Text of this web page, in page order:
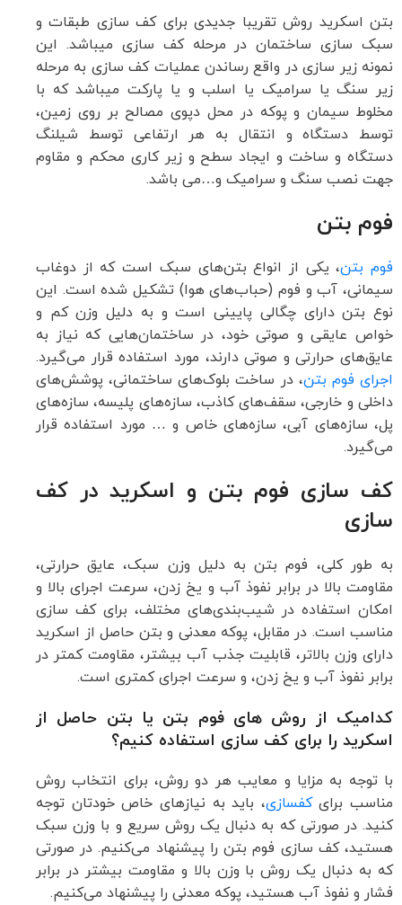
بتن اسکرید روش تقریبا جدیدی برای کف سازی طبقات و
سبک سازی ساختمان در مرحله کف سازی می­باشد. این
نمونه زیر سازی در واقع رساندن عملیات کف سازی به مرحله
زیر سنگ یا سرامیک یا اسلب و یا پارکت می­باشد که با
مخلوط سیمان و پوکه در محل دپوی مصالح بر روی زمین،
توسط دستگاه و انتقال به هر ارتفاعی توسط شیلنگ
دستگاه و ساخت و ایجاد سطح و زیر کاری محکم و مقاوم
جهت نصب سنگ و سرامیک و…می باشد.
فوم بتن
فوم بتن، یکی از انواع بتن‌های سبک است که از دوغاب
سیمانی، آب و فوم (حباب‌های هوا) تشکیل شده است. این
نوع بتن دارای چگالی پایینی است و به دلیل وزن کم و
خواص عایقی و صوتی خود، در ساختمان‌هایی که نیاز به
عایق‌های حرارتی و صوتی دارند، مورد استفاده قرار می‌گیرد.
اجرای فوم بتن، در ساخت بلوک‌های ساختمانی، پوشش‌های
داخلی و خارجی، سقف‌های کاذب، سازه‌های پلیسه، سازه‌های
پل، سازه‌های آبی، سازه‌های خاص و … مورد استفاده قرار
می‌گیرد.
کف سازی فوم بتن و اسکرید در کف
سازی
به طور کلی، فوم بتن به دلیل وزن سبک، عایق حرارتی،
مقاومت بالا در برابر نفوذ آب و یخ زدن، سرعت اجرای بالا و
امکان استفاده در شیب‌بندی‌های مختلف، برای کف سازی
مناسب است. در مقابل، پوکه معدنی و بتن حاصل از اسکرید
دارای وزن بالاتر، قابلیت جذب آب بیشتر، مقاومت کمتر در
برابر نفوذ آب و یخ زدن، و سرعت اجرای کمتری است.
کدامیک از روش های فوم بتن یا بتن حاصل از
اسکرید را برای کف سازی استفاده کنیم؟
با توجه به مزایا و معایب هر دو روش، برای انتخاب روش
مناسب برایکفسازی، باید به نیازهای خاص خودتان توجه
کنید. در صورتی که به دنبال یک روش سریع و با وزن سبک
هستید، کف سازی فوم بتن را پیشنهاد می‌کنیم. در صورتی
که به دنبال یک روش با وزن بالا و مقاومت بیشتر در برابر
فشار و نفوذ آب هستید، پوکه معدنی را پیشنهاد می‌کنیم.